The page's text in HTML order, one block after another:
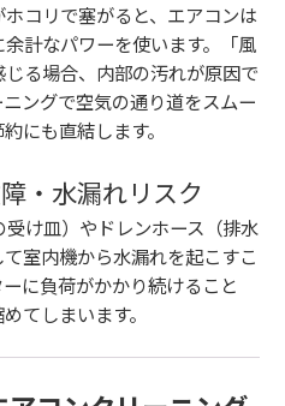
コリで塞がると、 エアコンは
計なパワーを使います。
「風
る場合、 内部の汚れが原因で
ングで空気の通り道をスムー
にも直結します。
・水漏れリスク
け皿）やドレンホース（排水
室内機から水漏れを起こすこ
に負荷がかかり続けること
てしまいます。